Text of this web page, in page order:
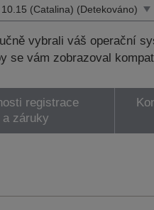
vybrali váš operační
se vám zobrazoval
registrace
a záruky